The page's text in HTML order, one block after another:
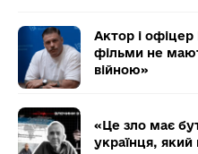
Актор і
фільми не
війною»
«Це зло має
українця,